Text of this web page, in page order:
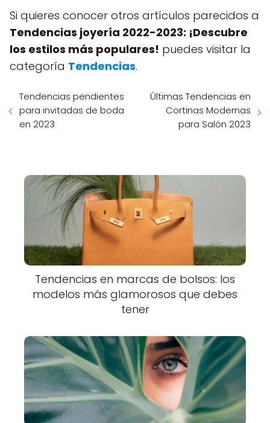
Si quieres conocer otros artículos parecidos a
Tendencias joyería 2022-2023: ¡Descubre
los estilos más populares! puedes visitar la
categoría Tendencias.
Tendencias pendientes
para invitadas de boda
en 2023
Últimas Tendencias en
Cortinas Modernas
para Salón 2023
Tendencias en marcas de bolsos: los
modelos más glamorosos que debes
tener